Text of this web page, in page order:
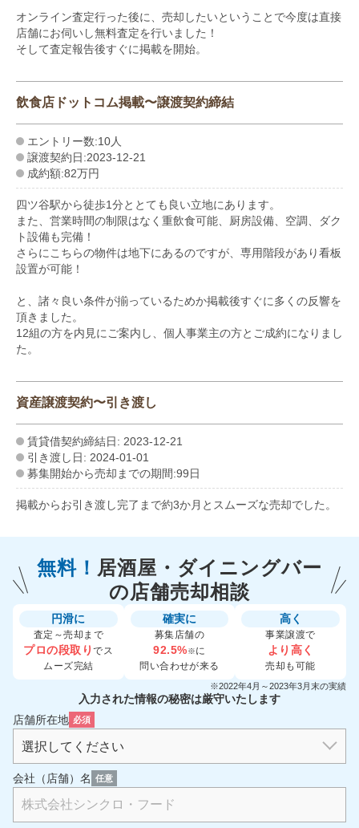
オンライン査定行った後に、売却したいということで今度は直接
店舗にお伺いし無料査定を行いました！
そして査定報告後すぐに掲載を開始。
飲食店ドットコム掲載〜譲渡契約締結
エントリー数:10人
譲渡契約日:2023-12-21
成約額:82万円
四ツ谷駅から徒歩1分ととても良い立地にあります。
また、営業時間の制限はなく重飲食可能、厨房設備、空調、ダク
ト設備も完備！
さらにこちらの物件は地下にあるのですが、専用階段があり看板
設置が可能！
と、諸々良い条件が揃っているためか掲載後すぐに多くの反響を
頂きました。
12組の方を内見にご案内し、個人事業主の方とご成約になりまし
た。
資産譲渡契約〜引き渡し
賃貸借契約締結日: 2023-12-21
引き渡し日: 2024-01-01
募集開始から売却までの期間:99日
掲載からお引き渡し完了まで約3か月とスムーズな売却でした。
無料！ 居酒屋・ダイニングバー
の店舗売却相談
円滑に
査定～売却まで
プロの段取りでス
ムーズ完結
確実に
募集店舗の
92.5%※に
問い合わせが来る
高く
事業譲渡で
より高く
売却も可能
※2022年4月～2023年3月末の実績
入力された情報の秘密は厳守いたします
店舗所在地 必須
会社（店舗）名 任意